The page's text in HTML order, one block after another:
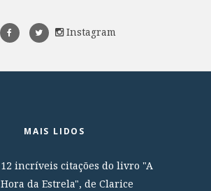
Instagram
MAIS LIDOS
12 incríveis citações do livro "A
Hora da Estrela", de Clarice